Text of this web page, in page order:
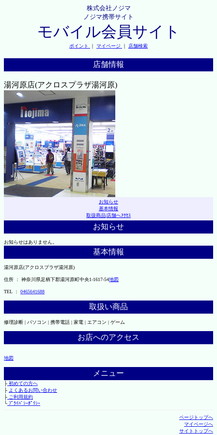
株式会社ノジマ
ノジマ携帯サイト
モバイル会員サイト
ポイント ｜ マイページ ｜ 店舗検索
店舗情報
湯河原店(アクロスプラザ湯河原)
お知らせ
基本情報
取扱商品|店舗へｱｸｾｽ
お知らせ
お知らせはありません。
基本情報
湯河原店(アクロスプラザ湯河原)
住所 ： 神奈川県足柄下郡湯河原町中央1-1617-54地図
TEL ： 0465641688
取扱い商品
修理診断 | パソコン | 携帯電話 | 家電 | エアコン | ゲーム
お店へのアクセス
地図
メニュー
├初めての方へ
├ よくあるお問い合わせ
├ご利用規約
└ﾌﾟﾗｲﾊﾞｼｰﾎﾟﾘｼｰ
ページトップへ
マイページへ
サイトトップへ